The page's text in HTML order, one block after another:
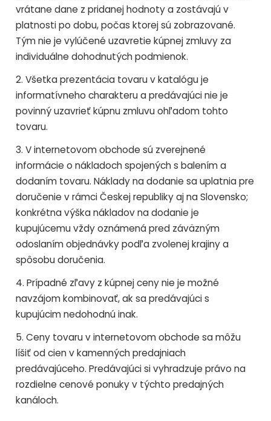
vrátane dane z pridanej hodnoty a zostávajú v
platnosti po dobu, počas ktorej sú zobrazované.
Tým nie je vylúčené uzavretie kúpnej zmluvy za
individuálne dohodnutých podmienok.
2. Všetka prezentácia tovaru v katalógu je
informatívneho charakteru a predávajúci nie je
povinný uzavrieť kúpnu zmluvu ohľadom tohto
tovaru.
3. V internetovom obchode sú zverejnené
informácie o nákladoch spojených s balením a
dodaním tovaru. Náklady na dodanie sa uplatnia pre
doručenie v rámci Českej republiky aj na Slovensko;
konkrétna výška nákladov na dodanie je
kupujúcemu vždy oznámená pred záväzným
odoslaním objednávky podľa zvolenej krajiny a
spôsobu doručenia.
4. Prípadné zľavy z kúpnej ceny nie je možné
navzájom kombinovať, ak sa predávajúci s
kupujúcim nedohodnú inak.
5. Ceny tovaru v internetovom obchode sa môžu
líšiť od cien v kamenných predajniach
predávajúceho. Predávajúci si vyhradzuje právo na
rozdielne cenové ponuky v týchto predajných
kanáloch.